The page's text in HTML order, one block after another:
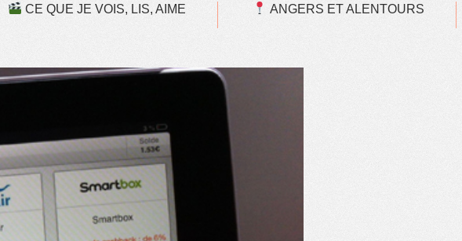
CE QUE JE VOIS, LIS, AIME ANGERS ET ALENTOURS